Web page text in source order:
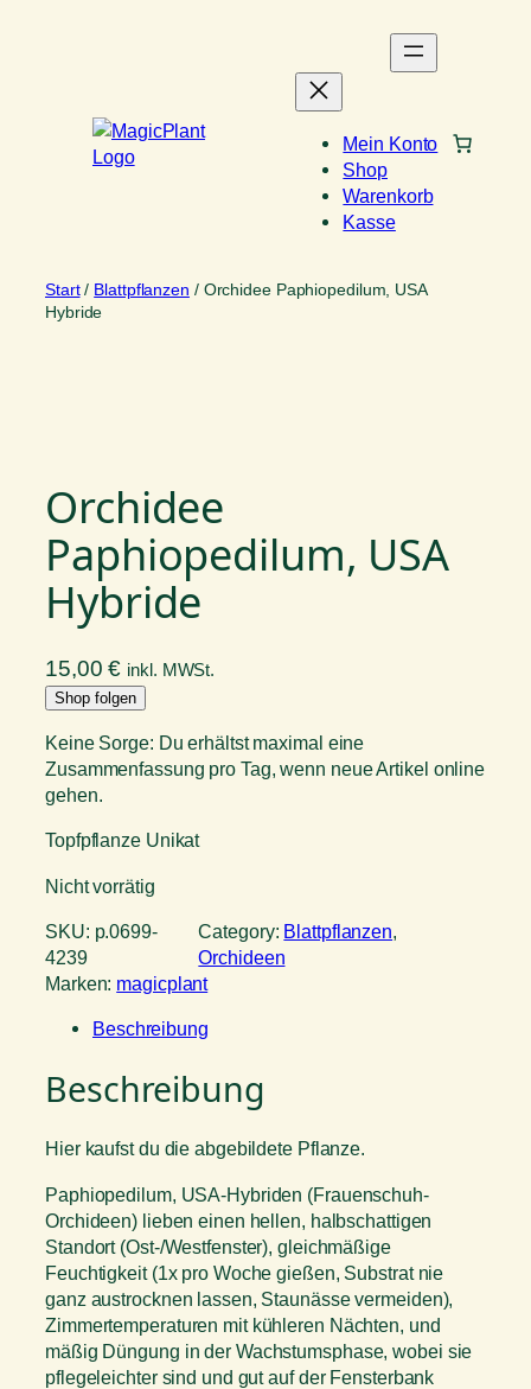
Mein Konto
Shop
Warenkorb
Kasse
Start/ Blattpflanzen / Orchidee Paphiopedilum, USA
Hybride
Orchidee
Paphiopedilum, USA
Hybride
15,00€ inkl. MWSt.
Shop folgen
Keine Sorge: Du erhältst maximal eine
Zusammenfassung pro Tag, wenn neue Artikel online
gehen.
Topfpflanze Unikat
Nicht vorrätig
SKU: p.0699-
4239
Category: Blattpflanzen
Orchideen
Marken: magicplant
Beschreibung
Beschreibung
Hier kaufst du die abgebildete Pflanze.
Paphiopedilum, USA-Hybriden (Frauenschuh-
Orchideen) lieben einen hellen, halbschattigen
Standort (Ost-/Westfenster), gleichmäßige
Feuchtigkeit (1x pro Woche gießen, Substrat nie
ganz austrocknen lassen, Staunässe vermeiden),
Zimmertemperaturen mit kühleren Nächten, und
mäßig Düngung in der Wachstumsphase, wobei sie
pflegeleichter sind und gut auf der Fensterbank